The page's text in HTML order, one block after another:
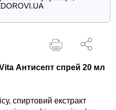
Антисепт спрей 20 мл
спиртовий екстракт